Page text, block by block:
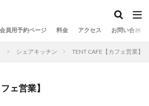
会員用予約ページ 料金 アクセス お問い合わせ
シェアキッチン TENT CAFE【カフェ営業】
ェ営業】